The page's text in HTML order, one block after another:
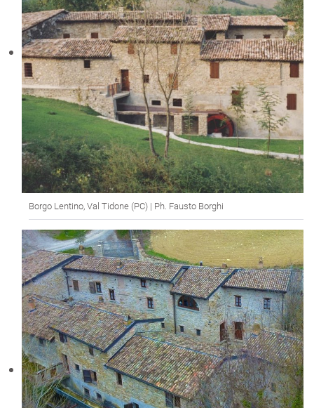
Borgo Lentino, Val Tidone (PC) | Ph. Fausto Borghi